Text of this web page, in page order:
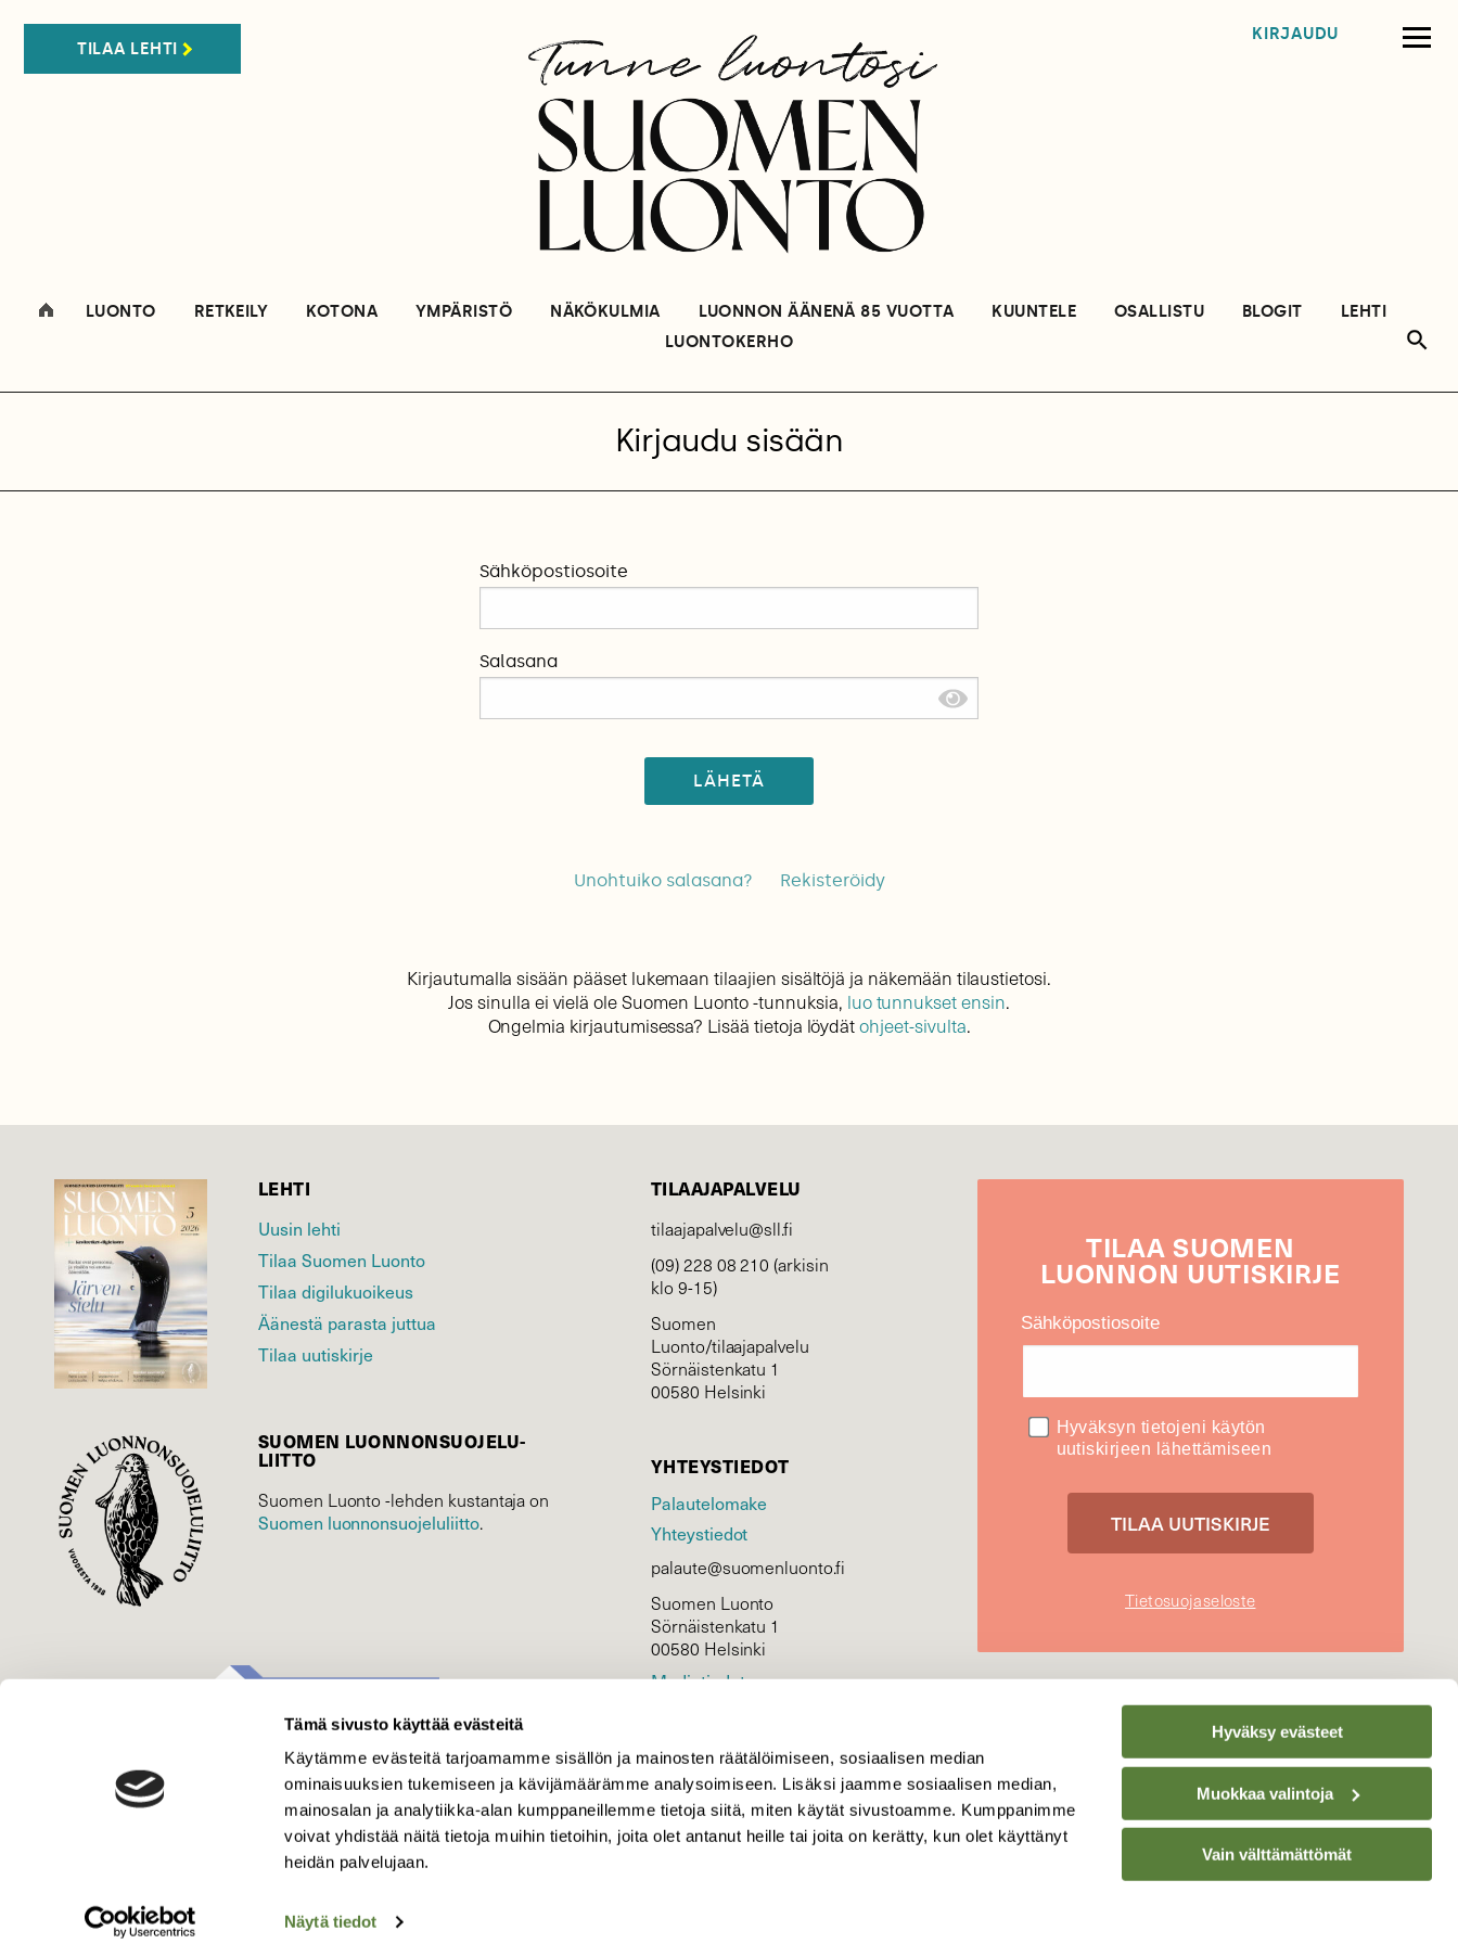
Tämä sivusto käyttää evästeitä
Käytämme evästeitä tarjoamamme sisällön ja mainosten räätälöimiseen, sosiaalisen median
ominaisuuksien tukemiseen ja kävijämäärämme analysoimiseen. Lisäksi jaamme sosiaalisen median,
mainosalan ja analytiikka-alan kumppaneillemme tietoja siitä, miten käytät sivustoamme. Kumppanimme
voivat yhdistää näitä tietoja muihin tietoihin, joita olet antanut heille tai joita on kerätty, kun olet käyttänyt
heidän palvelujaan.
Näytä tiedot
Hyväksy evästeet
Muokkaa valintoja
Vain välttämättömät
TILAA LEHTI
KIRJAUDU
LUONTO RETKEILY KOTONA YMPÄRISTÖ NÄKÖKULMIA LUONNON ÄÄNENÄ 85 VUOTTA KUUNTELE OSALLISTU BLOGIT
LEHTI
LUONTOKERHO
Kirjaudu sisään
Sähköpostiosoite
Salasana
LÄHETÄ
Unohtuiko salasana? Rekisteröidy
Kirjautumalla sisään pääset lukemaan tilaajien sisältöjä ja näkemään tilaustietosi.
Jos sinulla ei vielä ole Suomen Luonto -tunnuksia, luo tunnukset ensin.
Ongelmia kirjautumisessa? Lisää tietoja löydätohjeet-sivulta.
LEHTI
Uusin lehti
Tilaa Suomen Luonto
Tilaa digilukuoikeus
Äänestä parasta juttua
Tilaa uutiskirje
SUOMEN LUONNON­SUOJELU­
LIITTO
Suomen Luonto -lehden kustantaja on
Suomen luonnonsuojelu­liitto.
TILAAJAPALVELU
tilaajapalvelu@sll.fi
(09) 228 08 210 (arkisin
klo 9-15)
Suomen
Luonto/tilaajapalvelu
Sörnäistenkatu 1
00580 Helsinki
YHTEYSTIEDOT
Palautelomake
Yhteystiedot
palaute@suomenluonto.fi
Suomen Luonto
Sörnäistenkatu 1
00580 Helsinki
Mediatiedot
KIRJAUDU
TILAASUOMEN
LUONNON UUTIS­KIRJE
Sähköpostiosoite
Hyväksyn tietojeni käytön
uutiskirjeen lähettämiseen
Tietosuojaseloste